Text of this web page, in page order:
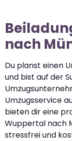
nach
Du planst einen
und bist auf der
Umzugsservice
bieten dir eine
Wuppertal nach
stressfrei und